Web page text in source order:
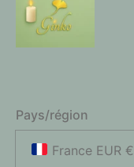
Pays/région
France EUR €